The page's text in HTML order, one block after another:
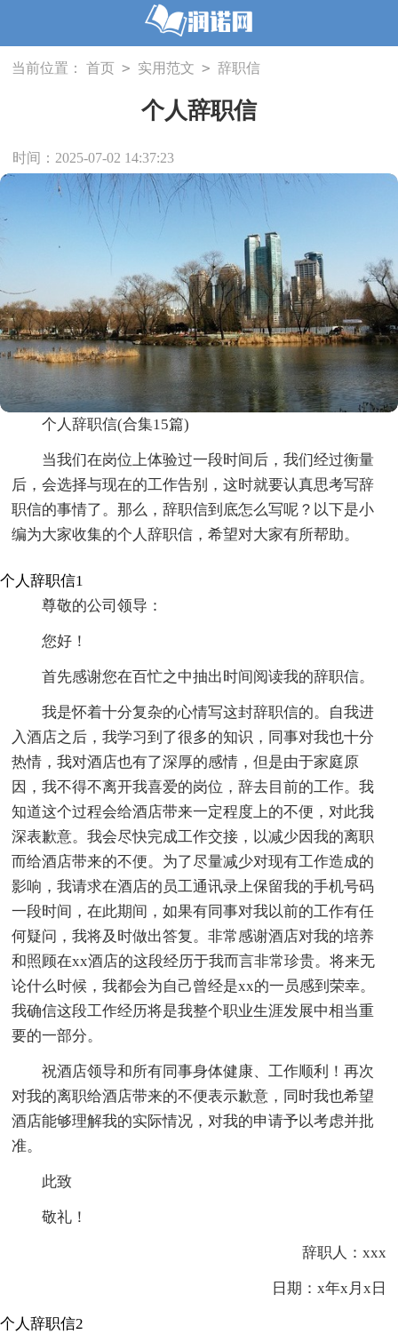
当前位置： 首页 > 实用范文 > 辞职信
个人辞职信
时间：2025-07-02 14:37:23
个人辞职信(合集15篇)
当我们在岗位上体验过一段时间后，我们经过衡量
后，会选择与现在的工作告别，这时就要认真思考写辞
职信的事情了。那么，辞职信到底怎么写呢？以下是小
编为大家收集的个人辞职信，希望对大家有所帮助。
个人辞职信1
尊敬的公司领导：
您好！
首先感谢您在百忙之中抽出时间阅读我的辞职信。
我是怀着十分复杂的心情写这封辞职信的。自我进
入酒店之后，我学习到了很多的知识，同事对我也十分
热情，我对酒店也有了深厚的感情，但是由于家庭原
因，我不得不离开我喜爱的岗位，辞去目前的工作。我
知道这个过程会给酒店带来一定程度上的不便，对此我
深表歉意。我会尽快完成工作交接，以减少因我的离职
而给酒店带来的不便。为了尽量减少对现有工作造成的
影响，我请求在酒店的员工通讯录上保留我的手机号码
一段时间，在此期间，如果有同事对我以前的工作有任
何疑问，我将及时做出答复。非常感谢酒店对我的培养
和照顾在xx酒店的这段经历于我而言非常珍贵。将来无
论什么时候，我都会为自己曾经是xx的一员感到荣幸。
我确信这段工作经历将是我整个职业生涯发展中相当重
要的一部分。
祝酒店领导和所有同事身体健康、工作顺利！再次
对我的离职给酒店带来的不便表示歉意，同时我也希望
酒店能够理解我的实际情况，对我的申请予以考虑并批
准。
此致
敬礼！
辞职人：xxx
日期：x年x月x日
个人辞职信2